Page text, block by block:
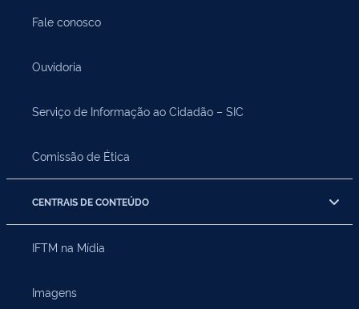
Fale conosco
Ouvidoria
Serviço de Informação ao Cidadão – SIC
Comissão de Ética
CENTRAIS DE CONTEÚDO
IFTM na Mídia
Imagens